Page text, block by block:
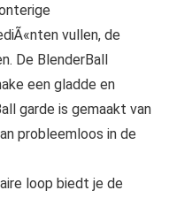
vullen, de
De BlenderBall
een gladde en
garde is gemaakt van
probleemloos in de
loop biedt je de